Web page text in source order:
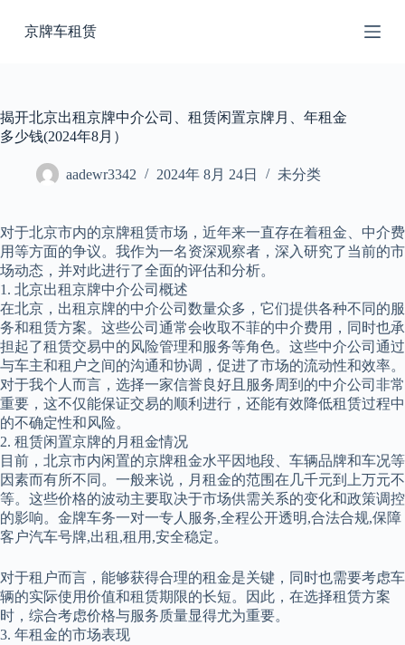
过
京牌车租赁
揭开北京出租京牌中介公司、租赁闲置京牌月、年租金
多少钱(2024年8月）
aadewr3342 2024年 8月 24日 未分类
对于北京市内的京牌租赁市场，近年来一直存在着租金、中介费
用等方面的争议。我作为一名资深观察者，深入研究了当前的市
场动态，并对此进行了全面的评估和分析。
1. 北京出租京牌中介公司概述
在北京，出租京牌的中介公司数量众多，它们提供各种不同的服
务和租赁方案。这些公司通常会收取不菲的中介费用，同时也承
担起了租赁交易中的风险管理和服务等角色。这些中介公司通过
与车主和租户之间的沟通和协调，促进了市场的流动性和效率。
对于我个人而言，选择一家信誉良好且服务周到的中介公司非常
重要，这不仅能保证交易的顺利进行，还能有效降低租赁过程中
的不确定性和风险。
2. 租赁闲置京牌的月租金情况
目前，北京市内闲置的京牌租金水平因地段、车辆品牌和车况等
因素而有所不同。一般来说，月租金的范围在几千元到上万元不
等。这些价格的波动主要取决于市场供需关系的变化和政策调控
的影响。金牌车务一对一专人服务,全程公开透明,合法合规,保障
客户汽车号牌,出租,租用,安全稳定。
对于租户而言，能够获得合理的租金是关键，同时也需要考虑车
辆的实际使用价值和租赁期限的长短。因此，在选择租赁方案
时，综合考虑价格与服务质量显得尤为重要。
3. 年租金的市场表现